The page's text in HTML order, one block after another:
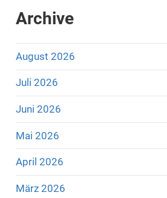
Archive
August 2026
Juli 2026
Juni 2026
Mai 2026
April 2026
März 2026